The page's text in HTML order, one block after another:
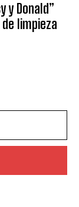
y Donald”
limpieza